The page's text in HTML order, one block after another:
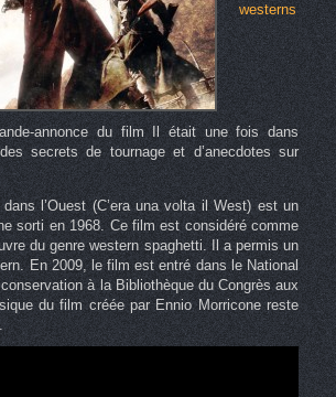
westerns
annonce du film Il était une fois dans
secrets de tournage et d’anecdotes sur
l’Ouest (C’era una volta il West) est un
sorti en 1968. Ce film est considéré comme
du genre western spaghetti. Il a permis un
En 2009, le film est entré dans le National
à la Bibliothèque du Congrès aux
du film créée par Ennio Morricone reste